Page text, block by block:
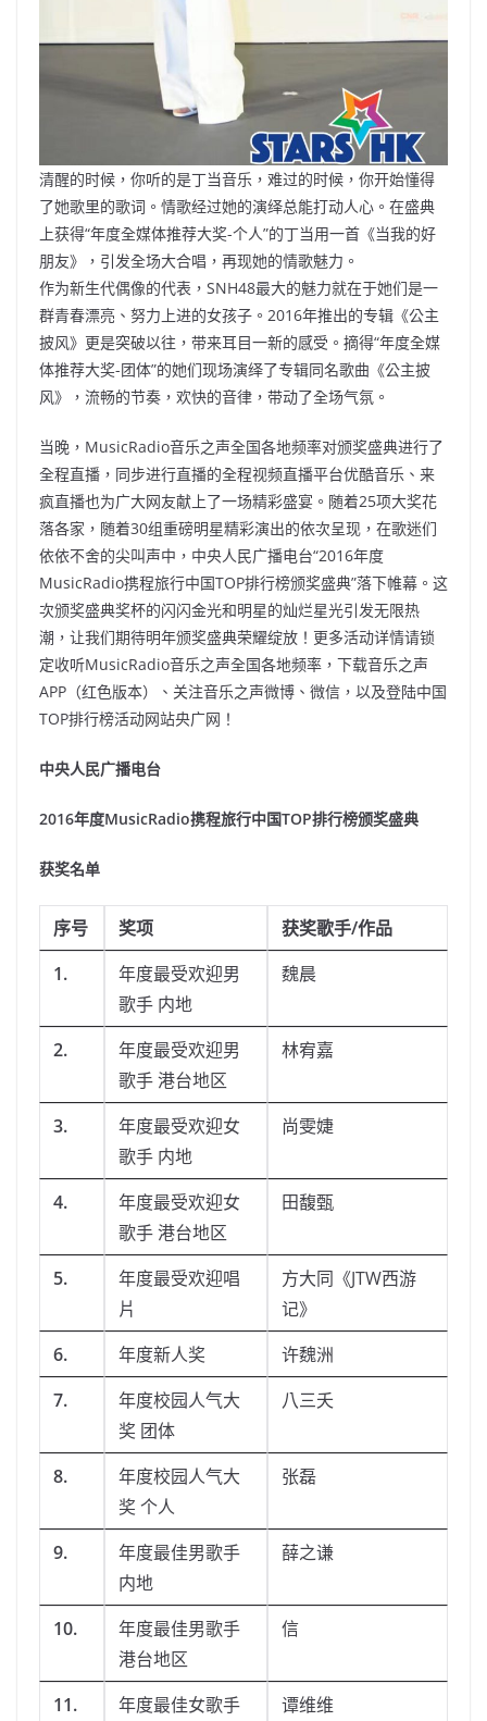
清醒的时候，你听的是丁当音乐，难过的时候，你开始懂得
了她歌里的歌词。情歌经过她的演绎总能打动人心。在盛典
上获得“年度全媒体推荐大奖-个人”的丁当用一首《当我的好
朋友》，引发全场大合唱，再现她的情歌魅力。
作为新生代偶像的代表，SNH48最大的魅力就在于她们是一
群青春漂亮、努力上进的女孩子。2016年推出的专辑《公主
披风》更是突破以往，带来耳目一新的感受。摘得“年度全媒
体推荐大奖-团体”的她们现场演绎了专辑同名歌曲《公主披
风》，流畅的节奏，欢快的音律，带动了全场气氛。
当晚，MusicRadio音乐之声全国各地频率对颁奖盛典进行了
全程直播，同步进行直播的全程视频直播平台优酷音乐、来
疯直播也为广大网友献上了一场精彩盛宴。随着25项大奖花
落各家，随着30组重磅明星精彩演出的依次呈现，在歌迷们
依依不舍的尖叫声中，中央人民广播电台“2016年度
MusicRadio携程旅行中国TOP排行榜颁奖盛典”落下帷幕。这
次颁奖盛典奖杯的闪闪金光和明星的灿烂星光引发无限热
潮，让我们期待明年颁奖盛典荣耀绽放！更多活动详情请锁
定收听MusicRadio音乐之声全国各地频率，下载音乐之声
APP（红色版本）、关注音乐之声微博、微信，以及登陆中国
TOP排行榜活动网站央广网！
中央人民广播电台
2016年度MusicRadio携程旅行中国TOP排行榜颁奖盛典
获奖名单
序号 奖项
获奖歌手/作品
1.
年度最受欢迎男
歌手 内地
魏晨
2.
年度最受欢迎男
歌手 港台地区
林宥嘉
3.
年度最受欢迎女
歌手 内地
尚雯婕
4.
年度最受欢迎女
歌手 港台地区
田馥甄
5.
年度最受欢迎唱
片
方大同《JTW西游
记》
6.
年度新人奖
许魏洲
7.
年度校园人气大
奖 团体
八三夭
8.
年度校园人气大
奖 个人
张磊
9.
年度最佳男歌手
内地
薛之谦
10.
年度最佳男歌手
港台地区
信
11.
年度最佳女歌手
谭维维